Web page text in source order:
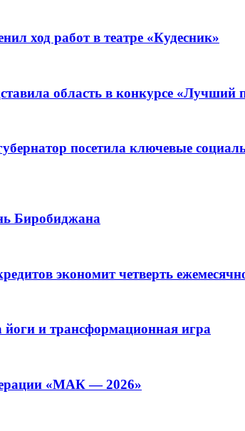
ход работ в театре «Кудесник»
область в конкурсе «Лучший
посетила ключевые
Биробиджана
экономит четверть
и трансформационная игра
«МАК — 2026»